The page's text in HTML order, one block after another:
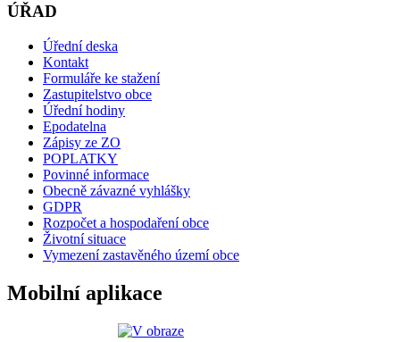
ÚŘAD
Úřední deska
Kontakt
Formuláře ke stažení
Zastupitelstvo obce
Úřední hodiny
Epodatelna
Zápisy ze ZO
POPLATKY
Povinné informace
Obecně závazné vyhlášky
GDPR
Rozpočet a hospodaření obce
Životní situace
Vymezení zastavěného území obce
Mobilní aplikace